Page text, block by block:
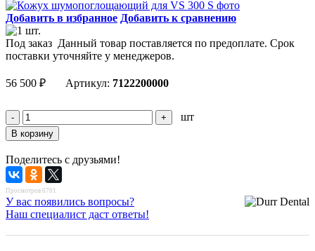
Добавить в избранное Добавить к сравнению
Под заказ Данный товар поставляется по предоплате. Срок
поставки уточняйте у менеджеров.
56 500 ₽ Артикул: 7122200000
шт
Поделитесь с друзьями!
Просмотров 6701
У вас появились вопросы?
Наш специалист даст ответы!